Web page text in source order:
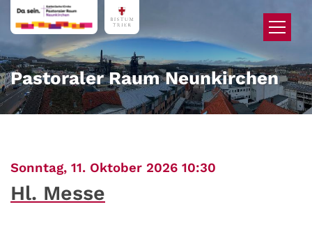
Zum Inhalt springen
Pastoraler Raum Neunkirchen
Sonntag, 11. Oktober 2026 10:30
Hl. Messe